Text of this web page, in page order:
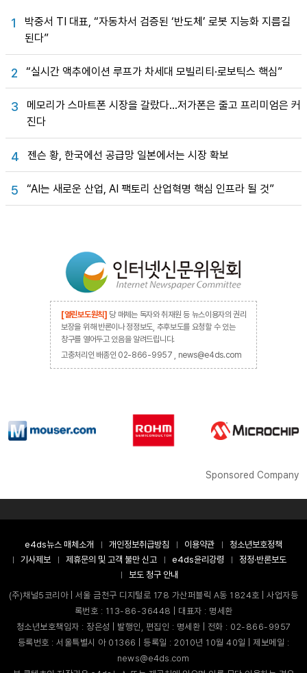
1
박중서 TI 대표, “자동차서 검증된 ‘반도체’ 로봇 지능화 지름길
된다”
2 “실시간 액추에이션 루프가 차세대 모빌리티·로보틱스 핵심”
3
메모리가 스마트폰 시장을 갈랐다…저가폰은 줄고 프리미엄은 커
진다
4 젠슨 황, 한국에선 공급망 일본에서는 시장 확보
5 “AI는 새로운 산업, AI 팩토리 산업혁명 핵심 인프라 될 것”
[열린보도원칙] 당 매체는 독자와 취재원 등 뉴스이용자의 권리
보장을 위해 반론이나 정정보도, 추후보도를 요청할 수 있는
창구를 열어두고 있음을 알려드립니다.
고충처리인 배종인 02-866-9957 , news@e4ds.com
Sponsored Company
e4ds뉴스 매체소개 개인정보취급방침 이용약관
청소년보호정책
기사제보
제휴문의 및 고객 불만 신고 e4ds윤리강령
정정·반론보도
보도 청구 안내
(주)채널5코리아 | 서울 금천구 디지털로 178 가산퍼블릭 A동 1824호 | 사업자등
록번호 : 113-86-36448 | 대표자 : 명세환
청소년보호책임자 : 장은성 | 발행인, 편집인 : 명세환 | 전화 : 02-866-9957
등록번호 : 서울특별시 아 01366 | 등록일 : 2010년 10월 40일 | 제보메일 :
news@e4ds.com